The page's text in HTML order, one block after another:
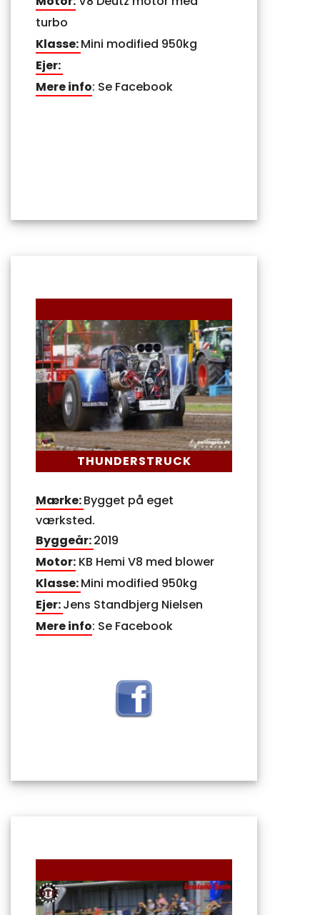
turbo
Klasse:Mini modified 950kg
Ejer:
Mere info: Se Facebook
THUNDERSTRUCK
Mærke:Bygget på eget
værksted.
Byggeår:2019
Motor: KB Hemi V8 med blower
Klasse:Mini modified 950kg
Ejer:Jens Standbjerg Nielsen
Mere info: Se Facebook